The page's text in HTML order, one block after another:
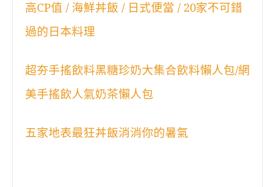
高CP值 / 海鮮丼飯 / 日式便當 / 20家不可錯
過的日本料理
超夯手搖飲料黑糖珍奶大集合飲料懶人包/網
美手搖飲人氣奶茶懶人包
五家地表最狂丼飯消消你的暑氣